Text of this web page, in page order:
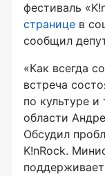
фестиваль
странице в
сообщил
«Как всегда
встреча
по культуре
области
Обсудил
K!nRock.